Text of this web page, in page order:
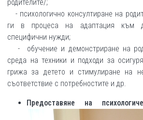
родителите/;
- психологично консултиране на
ги в процеса на адаптация към
специфични нужди;
- обучение и демонстриране на
среда на техники и подходи за
грижа за детето и стимулиране на
съответствие с потребностите и др.
Предоставяне на